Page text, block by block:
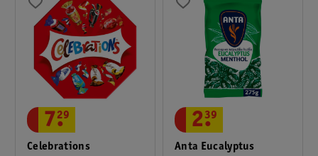
Celebrations
7.
29
Anta Eucalyptus
2.
39